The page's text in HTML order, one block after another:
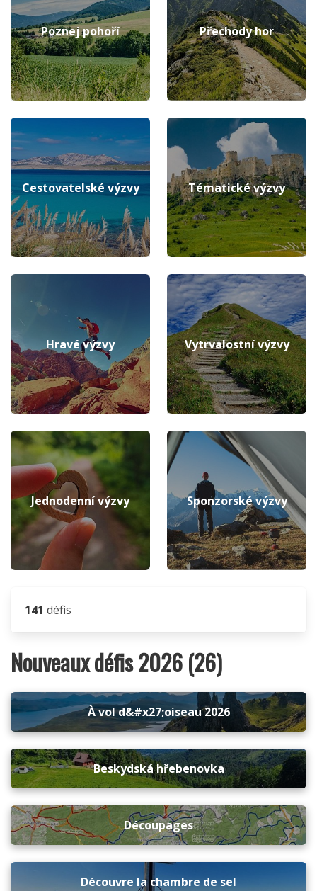
Poznej pohoří Přechody hor
Cestovatelské výzvy Tématické výzvy
Hravé výzvy Vytrvalostní výzvy
Jednodenní výzvy Sponzorské výzvy
141 défis
Nouveaux défis 2026 (26)
À vol d&#x27;oiseau 2026
Beskydská hřebenovka
Découpages
Découvre la chambre de sel